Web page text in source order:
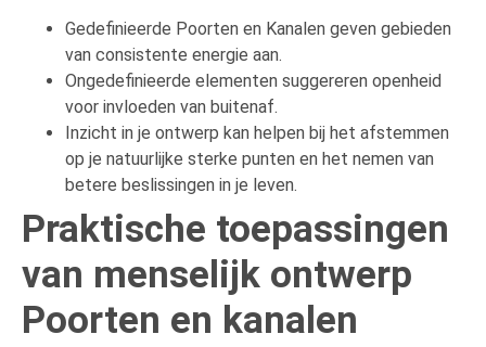
Gedefinieerde Poorten en Kanalen geven gebieden
van consistente energie aan.
Ongedefinieerde elementen suggereren openheid
voor invloeden van buitenaf.
Inzicht in je ontwerp kan helpen bij het afstemmen
op je natuurlijke sterke punten en het nemen van
betere beslissingen in je leven.
Praktische toepassingen
van menselijk ontwerp
Poorten en kanalen